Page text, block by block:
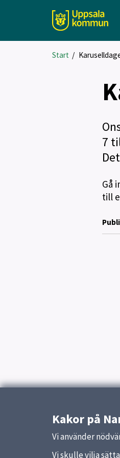
Start /
7
Gå
till
Kakor på
Vi använder
Vi skulle vilja